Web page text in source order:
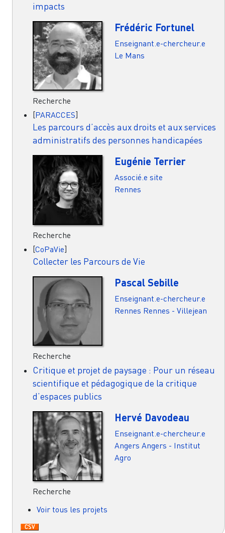
impacts
Frédéric Fortunel
Enseignant.e-chercheur.e
Le Mans
Recherche
[PARACCES]
Les parcours d’accès aux droits et aux services
administratifs des personnes handicapées
Eugénie Terrier
Associé.e site
Rennes
Recherche
[CoPaVie]
Collecter les Parcours de Vie
Pascal Sebille
Enseignant.e-chercheur.e
Rennes Rennes - Villejean
Recherche
Critique et projet de paysage : Pour un réseau
scientifique et pédagogique de la critique
d’espaces publics
Hervé Davodeau
Enseignant.e-chercheur.e
Angers Angers - Institut
Agro
Recherche
Voir tous les projets